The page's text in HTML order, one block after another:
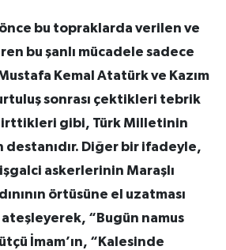
bu topraklarda verilen ve
bu şanlı mücadele sadece
Kemal Atatürk ve Kazım
sonrası çektikleri tebrik
gibi, Türk Milletinin
destanıdır. Diğer bir ifadeyle,
işgalci askerlerinin Maraşlı
örtüsüne el uzatması
ateşleyerek, “Bugün namus
İmam’ın, “Kalesinde